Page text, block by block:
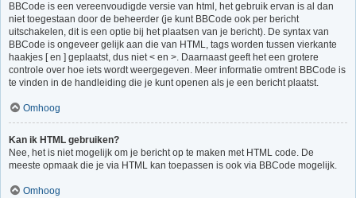
BBCode is een vereenvoudigde versie van html, het gebruik ervan is al dan
niet toegestaan door de beheerder (je kunt BBCode ook per bericht
uitschakelen, dit is een optie bij het plaatsen van je bericht). De syntax van
BBCode is ongeveer gelijk aan die van HTML, tags worden tussen vierkante
haakjes [ en ] geplaatst, dus niet < en >. Daarnaast geeft het een grotere
controle over hoe iets wordt weergegeven. Meer informatie omtrent BBCode is
te vinden in de handleiding die je kunt openen als je een bericht plaatst.
Omhoog
Kan ik HTML gebruiken?
Nee, het is niet mogelijk om je bericht op te maken met HTML code. De
meeste opmaak die je via HTML kan toepassen is ook via BBCode mogelijk.
Omhoog